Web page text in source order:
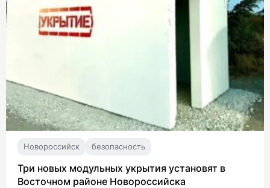
Новороссийск безопасность
Три новых модульных укрытия установят в
Восточном районе Новороссийска